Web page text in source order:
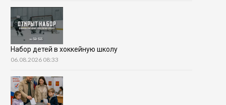
Набор детей в хоккейную школу
06.08.2026 08:33